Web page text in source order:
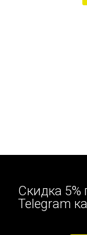
Скидка 5%
Telegram